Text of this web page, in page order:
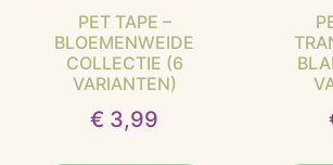
PET TAPE –
BLOEMENWEIDE
COLLECTIE (6
VARIANTEN)
€ 3,99